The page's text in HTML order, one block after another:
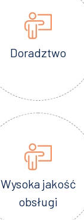
Doradztwo
Wysoka jakość
obsługi